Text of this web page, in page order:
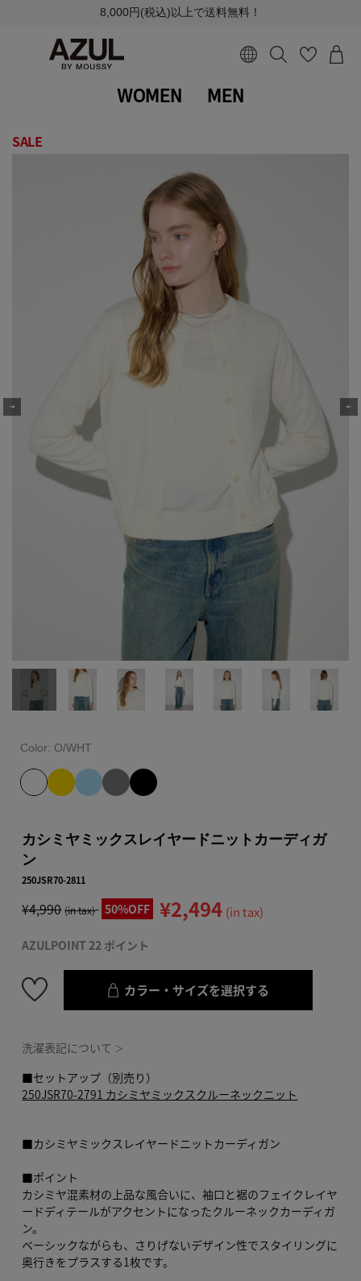
8,000円(税込)以上で送料無料！
WOMEN MEN
SALE
Color: O/WHT
カシミヤミックスレイヤードニットカーディガ
ン
250JSR70-2811
¥4,990 (in tax) 50%OFF ¥2,494 (in tax)
AZULPOINT 22 ポイント
カラー・サイズを選択する
洗濯表記について ＞
■セットアップ（別売り）
250JSR70-2791 カシミヤミックスクルーネックニット
■カシミヤミックスレイヤードニットカーディガン
■ポイント
カシミヤ混素材の上品な風合いに、袖口と裾のフェイクレイヤ
ードディテールがアクセントになったクルーネックカーディガ
ン。
ベーシックながらも、さりげないデザイン性でスタイリングに
奥行きをプラスする1枚です。